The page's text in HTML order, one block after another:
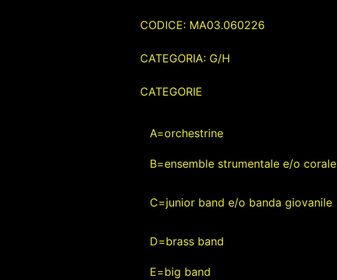
CODICE: MA03.060226
CATEGORIA: G/H
CATEGORIE
A=orchestrine
B=ensemble strumentale e/o corale
C=junior band e/o banda giovanile
D=brass band
E=big band